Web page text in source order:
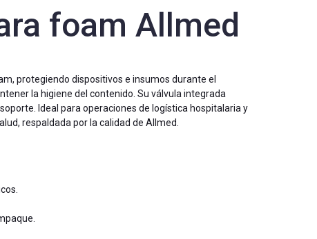
foam Allmed
protegiendo dispositivos e insumos durante el
la higiene del contenido. Su válvula integrada
Ideal para operaciones de logística hospitalaria y
respaldada por la calidad de Allmed.